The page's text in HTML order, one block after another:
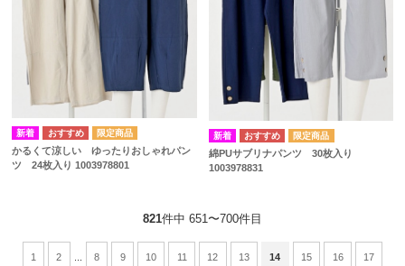
かるくて涼しい ゆったりおしゃれパン
ツ 24枚入り 1003978801
綿PUサブリナパンツ 30枚入り
1003978831
821件中 651〜700件目
1 2 8 9 10 11 12 13 14 15 16 17